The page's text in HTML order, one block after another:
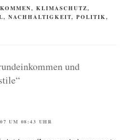
, KLIMASCHUTZ,
, NACHHALTIGKEIT, POLITIK,
und
UM 08:43 UHR